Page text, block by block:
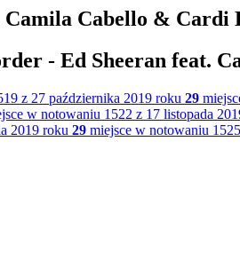
Camila Cabello & Cardi
- Ed Sheeran feat.
z 27 października 2019 roku 29
w notowaniu 1522 z 17 listopada
2019 roku 29 miejsce w notowaniu